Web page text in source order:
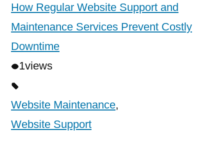
How Regular Website Support and
Maintenance Services Prevent Costly
Downtime
1views
Website Maintenance,
Website Support